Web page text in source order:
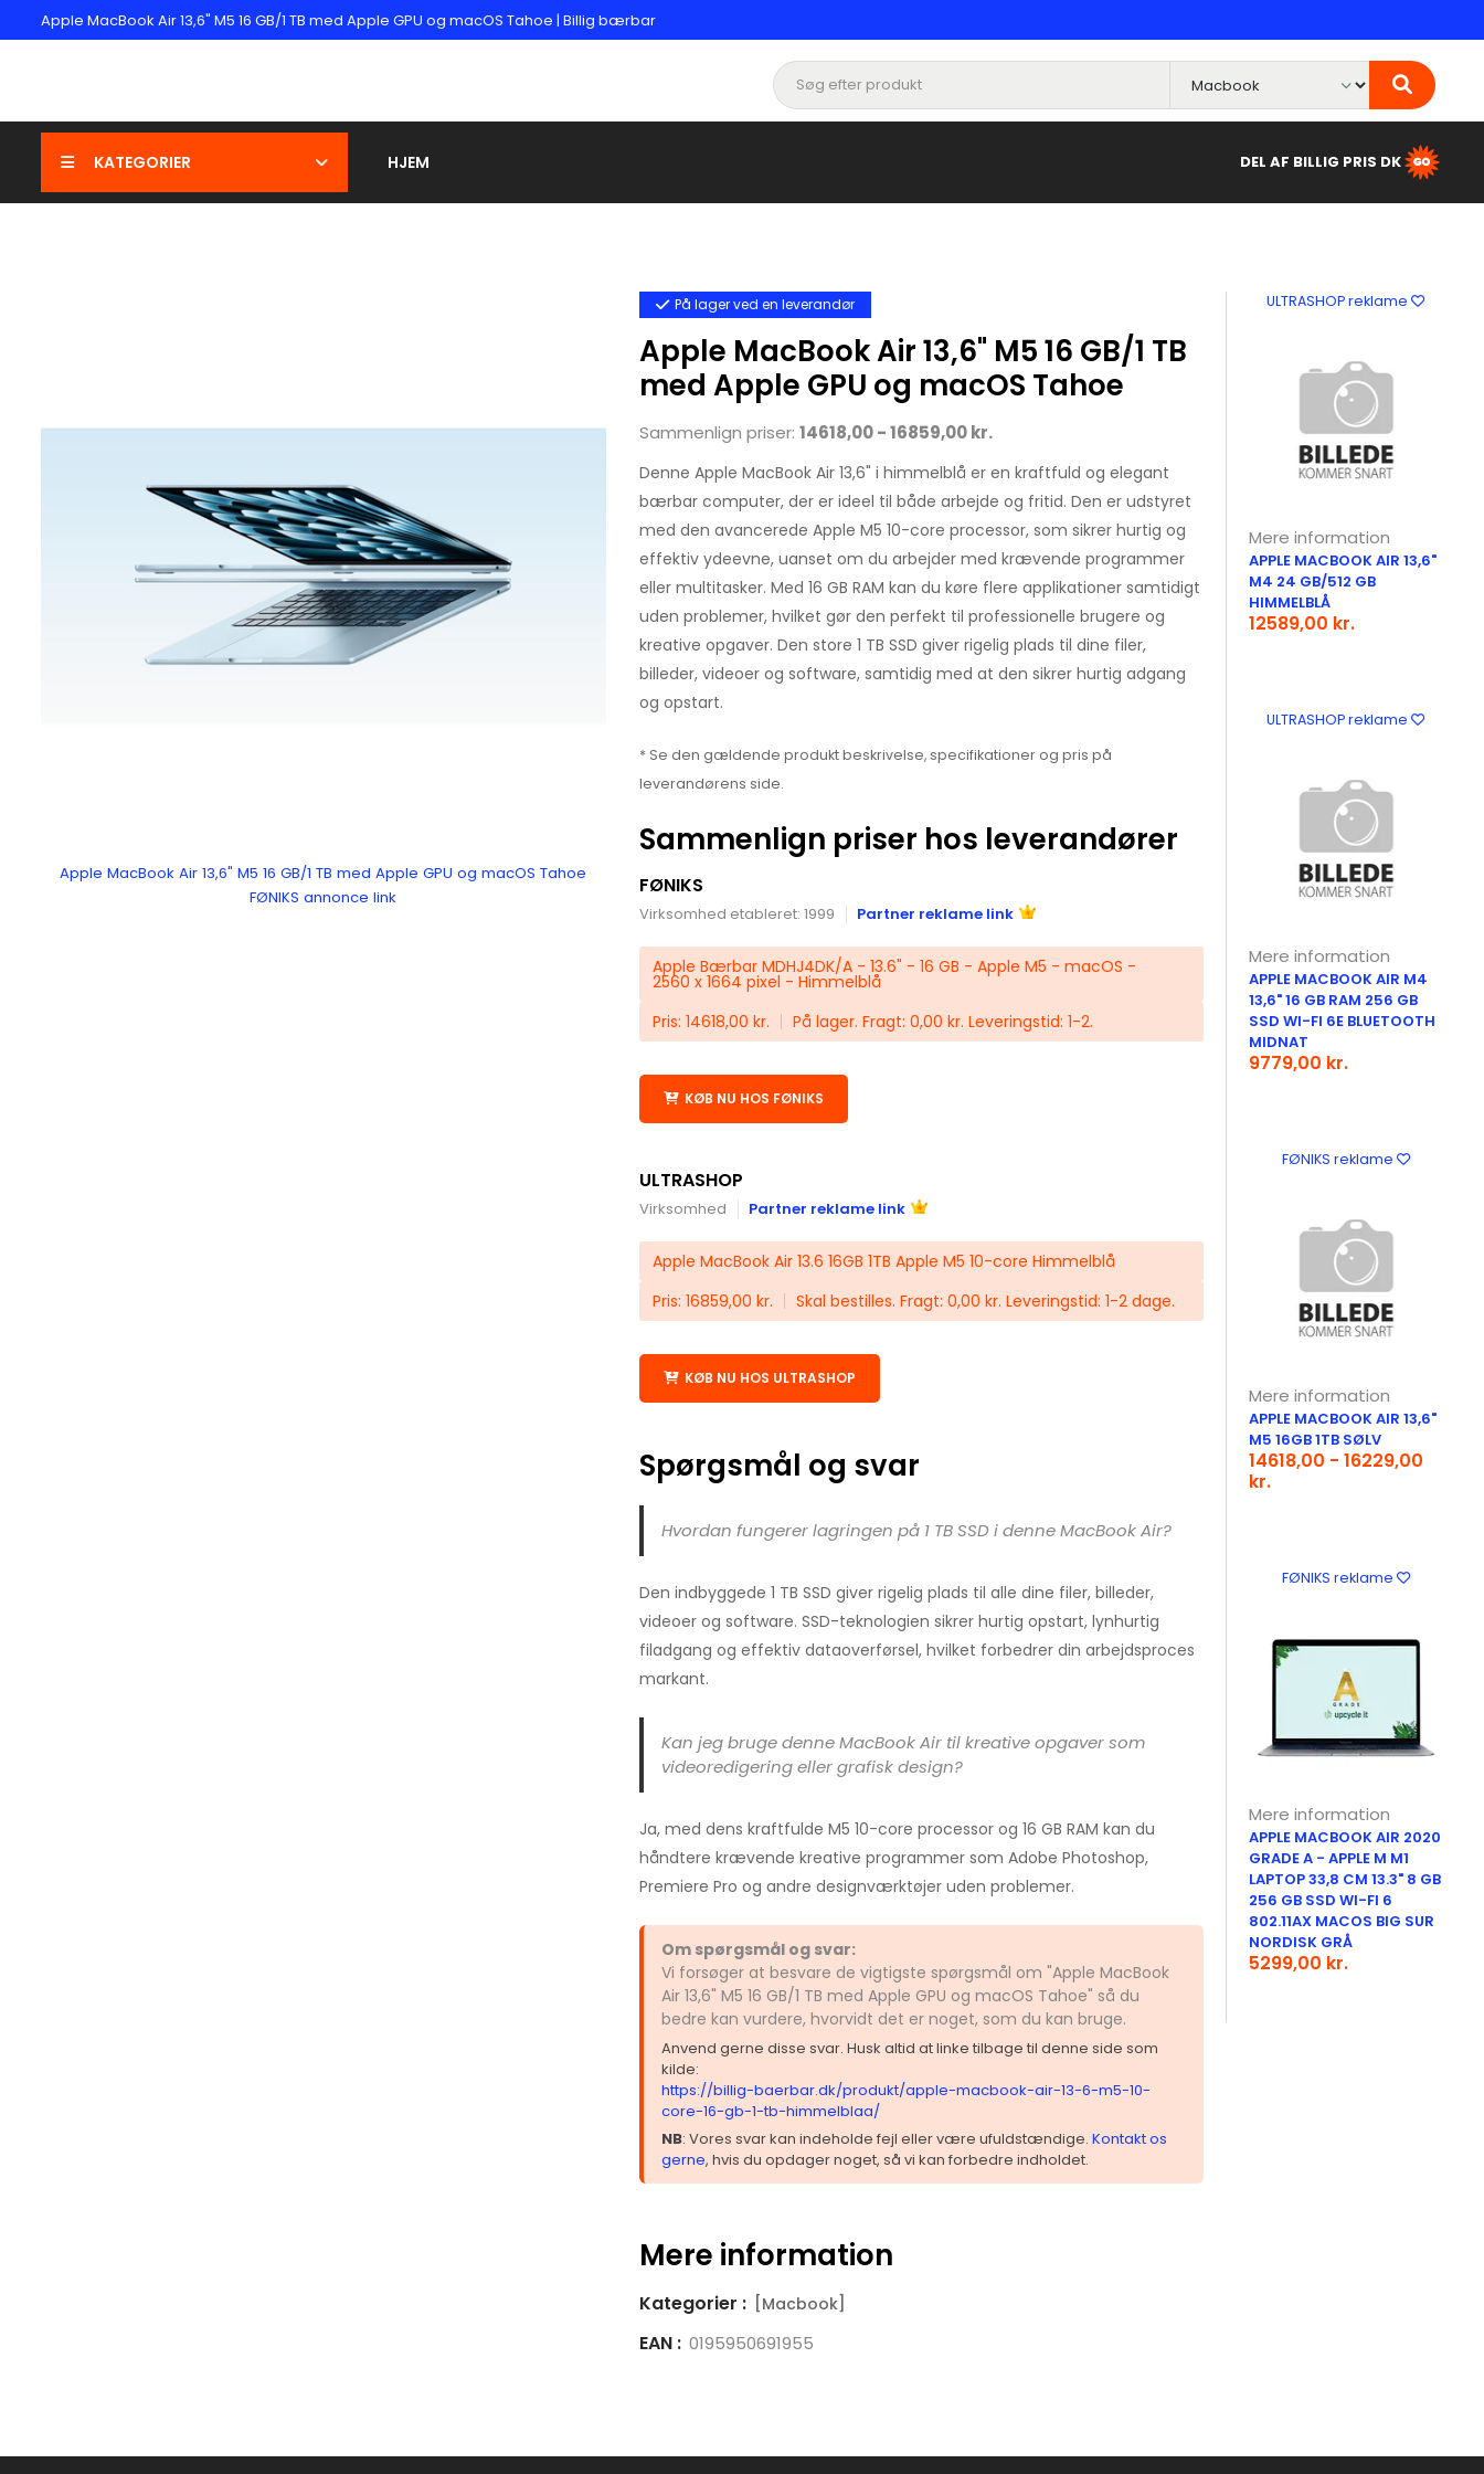
Apple MacBook Air 13,6" M5 16 GB/1 TB med Apple GPU og macOS Tahoe | Billig bærbar
KATEGORIER HJEM DEL AF BILLIG PRIS DK
Apple MacBook Air 13,6" M5 16 GB/1 TB med Apple GPU og macOS Tahoe
FØNIKS annonce link
På lager ved en leverandør
Apple MacBook Air 13,6" M5 16 GB/1 TB
med Apple GPU og macOS Tahoe
Sammenlign priser: 14618,00 - 16859,00 kr.
Denne Apple MacBook Air 13,6" i himmelblå er en kraftfuld og elegant
bærbar computer, der er ideel til både arbejde og fritid. Den er udstyret
med den avancerede Apple M5 10-core processor, som sikrer hurtig og
effektiv ydeevne, uanset om du arbejder med krævende programmer
eller multitasker. Med 16 GB RAM kan du køre flere applikationer samtidigt
uden problemer, hvilket gør den perfekt til professionelle brugere og
kreative opgaver. Den store 1 TB SSD giver rigelig plads til dine filer,
billeder, videoer og software, samtidig med at den sikrer hurtig adgang
og opstart.
* Se den gældende produkt beskrivelse, specifikationer og pris på
leverandørens side.
Sammenlign priser hos leverandører
FØNIKS
Virksomhed etableret: 1999 Partner reklame link
Apple Bærbar MDHJ4DK/A - 13.6" - 16 GB - Apple M5 - macOS -
2560 x 1664 pixel - Himmelblå
Pris: 14618,00 kr.
På lager. Fragt: 0,00 kr. Leveringstid: 1-2.
KØB NU HOS FØNIKS
ULTRASHOP
Virksomhed Partner reklame link
Apple MacBook Air 13.6 16GB 1TB Apple M5 10-core Himmelblå
Pris: 16859,00 kr.
Skal bestilles. Fragt: 0,00 kr. Leveringstid: 1-2 dage.
KØB NU HOS ULTRASHOP
Spørgsmål og svar
Hvordan fungerer lagringen på 1 TB SSD i denne MacBook Air?
Den indbyggede 1 TB SSD giver rigelig plads til alle dine filer, billeder,
videoer og software. SSD-teknologien sikrer hurtig opstart, lynhurtig
filadgang og effektiv dataoverførsel, hvilket forbedrer din arbejdsproces
markant.
Kan jeg bruge denne MacBook Air til kreative opgaver som
videoredigering eller grafisk design?
Ja, med dens kraftfulde M5 10-core processor og 16 GB RAM kan du
håndtere krævende kreative programmer som Adobe Photoshop,
Premiere Pro og andre designværktøjer uden problemer.
Om spørgsmål og svar:
Vi forsøger at besvare de vigtigste spørgsmål om "Apple MacBook
Air 13,6" M5 16 GB/1 TB med Apple GPU og macOS Tahoe" så du
bedre kan vurdere, hvorvidt det er noget, som du kan bruge.
Anvend gerne disse svar. Husk altid at linke tilbage til denne side som
kilde:
https://billig-baerbar.dk/produkt/apple-macbook-air-13-6-m5-10-
core-16-gb-1-tb-himmelblaa/
NB: Vores svar kan indeholde fejl eller være ufuldstændige. Kontakt os
gerne, hvis du opdager noget, så vi kan forbedre indholdet.
Mere information
Kategorier : [Macbook]
EAN : 0195950691955
ULTRASHOP reklame
Mere information
APPLE MACBOOK AIR 13,6"
M4 24 GB/512 GB
HIMMELBLÅ
12589,00 kr.
ULTRASHOP reklame
Mere information
APPLE MACBOOK AIR M4
13,6" 16 GB RAM 256 GB
SSD WI-FI 6E BLUETOOTH
MIDNAT
9779,00 kr.
FØNIKS reklame
Mere information
APPLE MACBOOK AIR 13,6"
M5 16GB 1TB SØLV
14618,00 - 16229,00
kr.
FØNIKS reklame
Mere information
APPLE MACBOOK AIR 2020
GRADE A - APPLE M M1
LAPTOP 33,8 CM 13.3" 8 GB
256 GB SSD WI-FI 6
802.11AX MACOS BIG SUR
NORDISK GRÅ
5299,00 kr.